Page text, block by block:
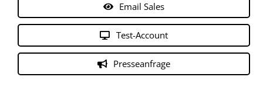
Email Sales
Test-Account
Presseanfrage